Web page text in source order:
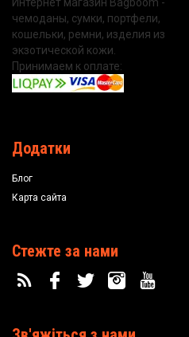
чемоданы, сумки, портфели,
кошельки, ремни, изделия из
экзотической кожи.
Принимаем к оплате:
Додатки
Блог
Карта сайта
Стежте за нами